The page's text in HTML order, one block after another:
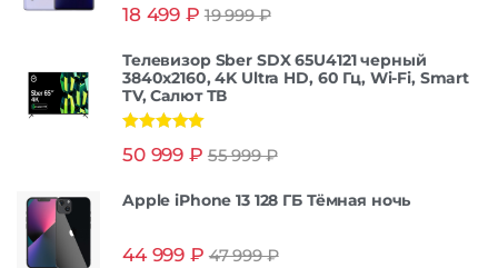
из 5
18 499 ₽ 19 999₽
Телевизор Sber SDX 65U4121 черный
3840x2160, 4K Ultra HD, 60 Гц, Wi-Fi, Smart
TV, Салют ТВ
из 5
50 999 ₽ 55 999₽
Apple iPhone 13 128 ГБ Тёмная ночь
44 999 ₽ 47 999₽